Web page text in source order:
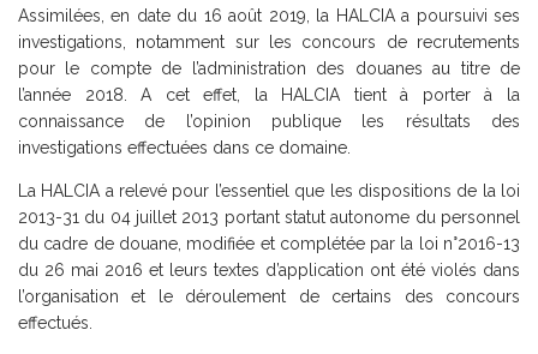
Assimilées, en date du 16 août 2019, la HALCIA a poursuivi ses
investigations, notamment sur les concours de recrutements
pour le compte de l’administration des douanes au titre de
l’année 2018. A cet effet, la HALCIA tient à porter à la
connaissance de l’opinion publique les résultats des
investigations effectuées dans ce domaine.
La HALCIA a relevé pour l’essentiel que les dispositions de la loi
2013-31 du 04 juillet 2013 portant statut autonome du personnel
du cadre de douane, modifiée et complétée par la loi n°2016-13
du 26 mai 2016 et leurs textes d’application ont été violés dans
l’organisation et le déroulement de certains des concours
effectués.